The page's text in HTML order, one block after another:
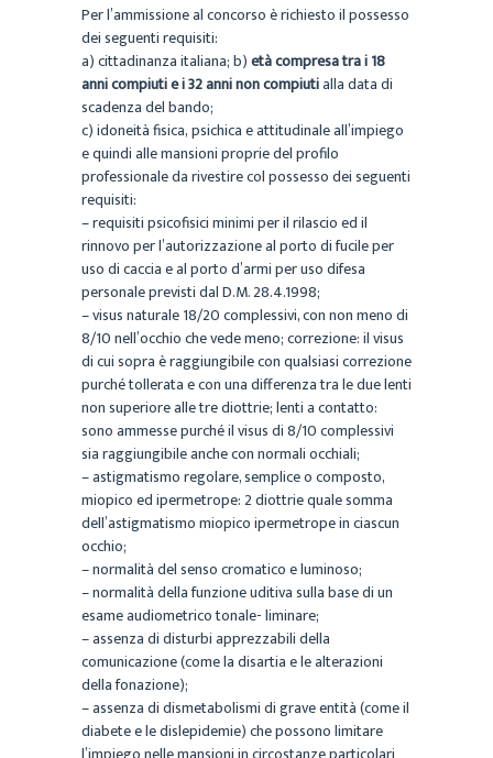
Per l’ammissione al concorso è richiesto il possesso
dei seguenti requisiti:
a)cittadinanza italiana;b)età compresa tra i 18
anni compiuti e i 32 anni non compiutialla data di
scadenza del bando;
c)idoneitàfisica,psichicaeattitudinaleall’impiego
equindiallemansionipropriedelprofilo
professionale da rivestire col possesso dei seguenti
requisiti:
– requisiti psicofisici minimi per il rilascio ed il
rinnovo per l’autorizzazione al porto di fucile per
uso dicaccia e al porto d’armi per uso difesa
personale previsti dal D.M. 28.4.1998;
– visus naturale 18/20 complessivi, con non meno di
8/10 nell’occhio che vede meno; correzione: ilvisus
di cui sopra è raggiungibile con qualsiasi correzione
purché tollerata e con una differenza trale due lenti
non superiore alle tre diottrie; lenti a contatto:
sono ammesse purché il visus di 8/10complessivi
sia raggiungibile anche con normali occhiali;
– astigmatismo regolare, semplice o composto,
miopico ed ipermetrope: 2 diottrie quale somma
dell’astigmatismo miopico ipermetrope in ciascun
occhio;
– normalità del senso cromatico e luminoso;
– normalità della funzione uditiva sulla base di un
esame audiometrico tonale- liminare;
– assenza di disturbi apprezzabili della
comunicazione (come la disartia e le alterazioni
della fonazione);
– assenza di dismetabolismi di grave entità (come il
diabete e le dislepidemie) che possono limitare